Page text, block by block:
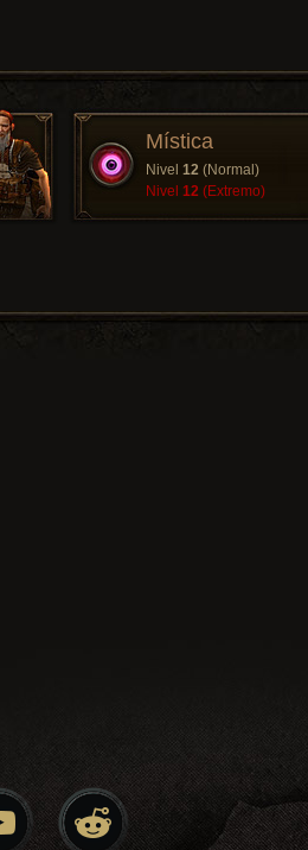
Mística
Nivel 12 (Normal)
Nivel 12 (Extremo)